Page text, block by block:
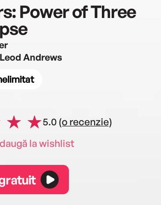
Power of Three
Andrews
5.0 (o recenzie)
la wishlist